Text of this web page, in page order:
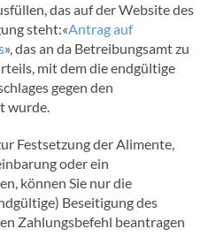
das auf der Website des
steht:«Antrag auf
», das an da Betreibungsamt zu
mit dem die endgültige
gegen den
wurde.
Festsetzung der Alimente,
oder ein
können Sie nur die
Beseitigung des
Zahlungsbefehl beantragen